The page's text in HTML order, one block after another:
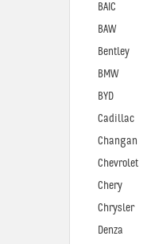
BAIC
BAW
Bentley
BMW
BYD
Cadillac
Changan
Chevrolet
Chery
Chrysler
Denza